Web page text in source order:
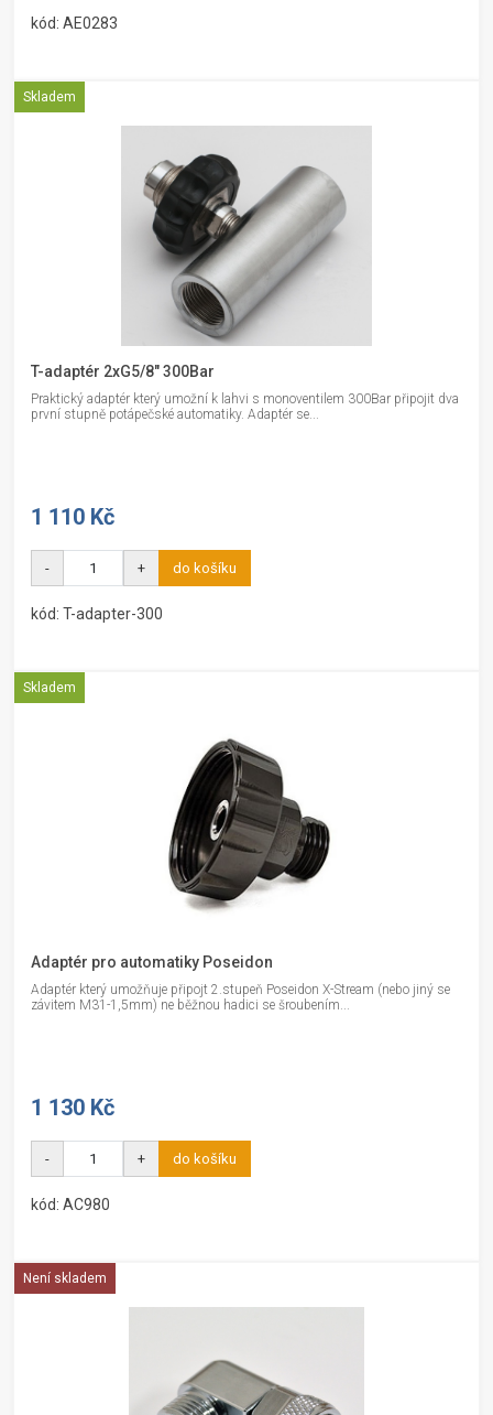
kód: AE0283
Skladem
T-adaptér 2xG5/8" 300Bar
Praktický adaptér který umožní k lahvi s monoventilem 300Bar připojit dva
první stupně potápečské automatiky. Adaptér se...
1 110 Kč
- + do košíku
kód: T-adapter-300
Skladem
Adaptér pro automatiky Poseidon
Adaptér který umožňuje připojt 2.stupeň Poseidon X-Stream (nebo jiný se
závitem M31-1,5mm) ne běžnou hadici se šroubením...
1 130 Kč
- + do košíku
kód: AC980
Není skladem